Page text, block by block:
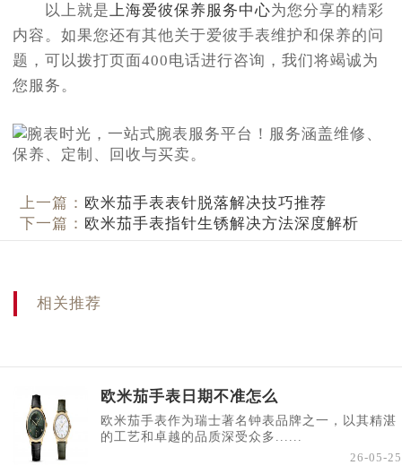
以上就是 上海爱彼保养服务中心为您分享的精彩
内容。如果您还有其他关于爱彼手表维护和保养的问
题，可以拨打页面400电话进行咨询，我们将竭诚为
您服务。
上一篇： 欧米茄手表表针脱落解决技巧推荐
下一篇： 欧米茄手表指针生锈解决方法深度解析
相关推荐
欧米茄手表日期不准怎么
欧米茄手表作为瑞士著名钟表品牌之一，以其精湛
的工艺和卓越的品质深受众多......
26-05-25